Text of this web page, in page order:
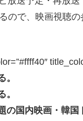
ので、映画視聴
。
の国内映画・韓国